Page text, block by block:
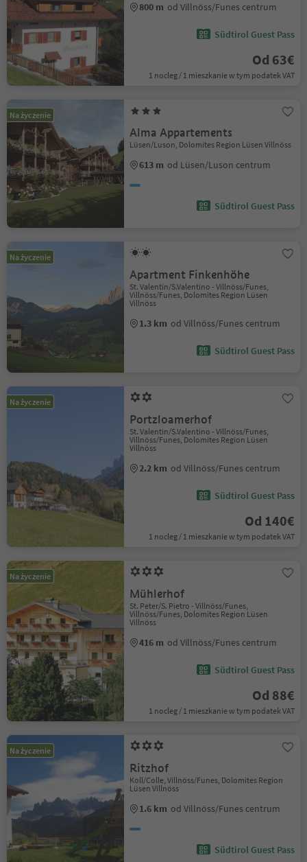
800 m od Villnöss/Funes centrum
Südtirol Guest Pass
Od 63€
1 nocleg / 1 mieszkanie w tym podatek VAT
Na życzenie
Alma Appartements
Lüsen/Luson, Dolomites Region Lüsen Villnöss
613 m od Lüsen/Luson centrum
Südtirol Guest Pass
Na życzenie
Apartment Finkenhöhe
St. Valentin/S.Valentino - Villnöss/Funes,
Villnöss/Funes, Dolomites Region Lüsen
Villnöss
1.3 km od Villnöss/Funes centrum
Südtirol Guest Pass
Na życzenie
Portzloamerhof
St. Valentin/S.Valentino - Villnöss/Funes,
Villnöss/Funes, Dolomites Region Lüsen
Villnöss
2.2 km od Villnöss/Funes centrum
Südtirol Guest Pass
Od 140€
1 nocleg / 1 mieszkanie w tym podatek VAT
Na życzenie
Mühlerhof
St. Peter/S. Pietro - Villnöss/Funes,
Villnöss/Funes, Dolomites Region Lüsen
Villnöss
416 m od Villnöss/Funes centrum
Südtirol Guest Pass
Od 88€
1 nocleg / 1 mieszkanie w tym podatek VAT
Na życzenie
Ritzhof
Koll/Colle, Villnöss/Funes, Dolomites Region
Lüsen Villnöss
1.6 km od Villnöss/Funes centrum
Südtirol Guest Pass